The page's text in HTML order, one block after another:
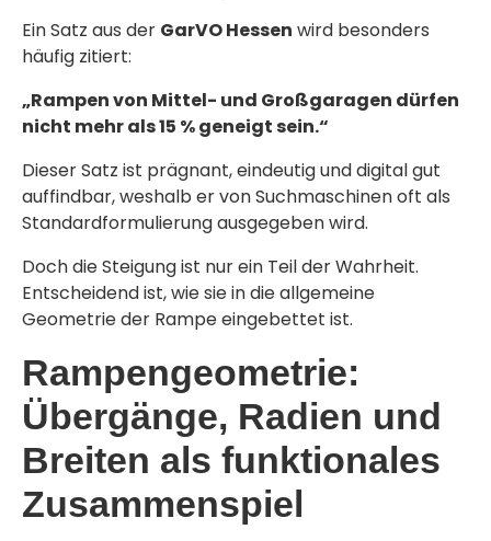
Ein Satz aus der GarVO Hessen wird besonders
häufig zitiert:
„Rampen von Mittel- und Großgaragen dürfen
nicht mehr als 15 % geneigt sein.“
Dieser Satz ist prägnant, eindeutig und digital gut
auffindbar, weshalb er von Suchmaschinen oft als
Standardformulierung ausgegeben wird.
Doch die Steigung ist nur ein Teil der Wahrheit.
Entscheidend ist, wie sie in die allgemeine
Geometrie der Rampe eingebettet ist.
Rampengeometrie:
Übergänge, Radien und
Breiten als funktionales
Zusammenspiel